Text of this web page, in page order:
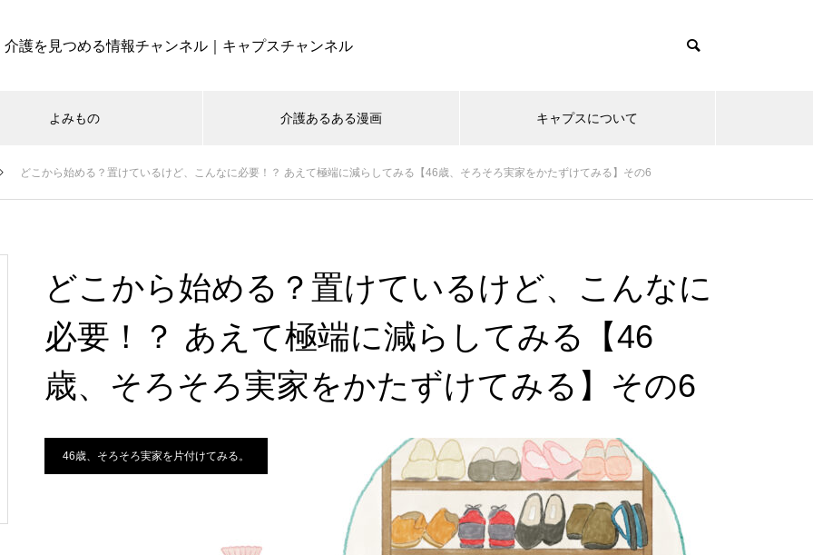
介護を見つめる情報チャンネル｜キャプスチャンネル
よみもの 介護あるある漫画 キャプスについて
どこから始める？置けているけど、こんなに必要！？ あえて極端に減らしてみる【46歳、そろそろ実家をかたずけてみる】その6
どこから始める？置けているけど、こんなに
必要！？ あえて極端に減らしてみる【46
歳、そろそろ実家をかたずけてみる】その6
46歳、そろそろ実家を片付けてみる。